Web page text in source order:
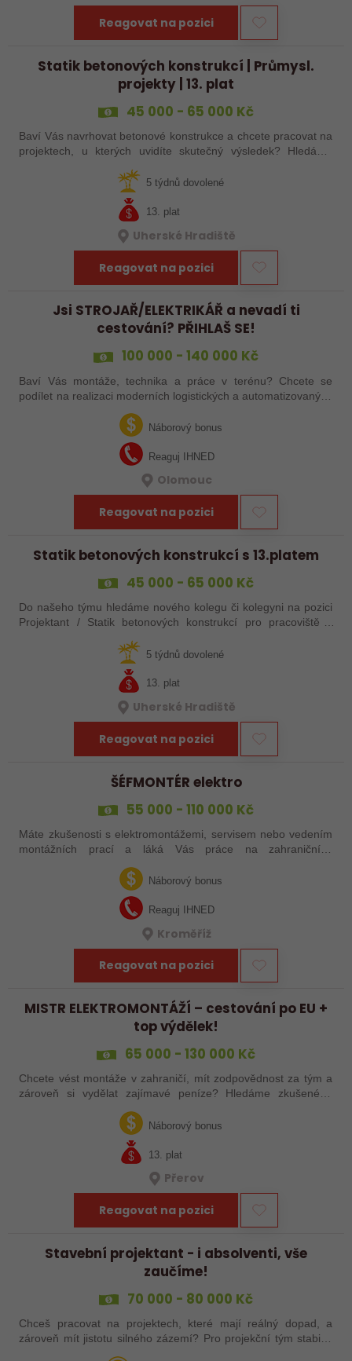
Reagovat na pozici
Statik betonových konstrukcí | Průmysl.
projekty | 13. plat
45 000 - 65 000 Kč
Baví Vás navrhovat betonové konstrukce a chcete pracovat na
projektech, u kterých uvidíte skutečný výsledek? Hledáme
5 týdnů dovolené
13. plat
Uherské Hradiště
Reagovat na pozici
Jsi STROJAŘ/ELEKTRIKÁŘ a nevadí ti
cestování? PŘIHLAŠ SE!
100 000 - 140 000 Kč
Baví Vás montáže, technika a práce v terénu? Chcete se
podílet na realizaci moderních logistických a automatizovaných
systémů po celé Evropě? Ať už jste zkušený šéfmontér,
servisní technik nebo…
Náborový bonus
Reaguj IHNED
Olomouc
Reagovat na pozici
Statik betonových konstrukcí s 13.platem
45 000 - 65 000 Kč
Do našeho týmu hledáme nového kolegu či kolegyni na pozici
Projektant / Statik betonových konstrukcí pro pracoviště v
5 týdnů dovolené
13. plat
Uherské Hradiště
Reagovat na pozici
ŠÉFMONTÉR elektro
55 000 - 110 000 Kč
Máte zkušenosti s elektromontážemi, servisem nebo vedením
montážních prací a láká Vás práce na zahraničních
už nechce být jen „řadový…Náborový bonus
Reaguj IHNED
Kroměříž
Reagovat na pozici
MISTR ELEKTROMONTÁŽÍ – cestování po EU +
top výdělek!
65 000 - 130 000 Kč
Chcete vést montáže v zahraničí, mít zodpovědnost za tým a
zároveň si vydělat zajímavé peníze? Hledáme zkušeného
elektrotechnika, který se nebojí vzít věci do vlastních rukou –
Náborový bonus
13. plat
Přerov
Reagovat na pozici
Stavební projektant - i absolventi, vše
zaučíme!
70 000 - 80 000 Kč
Chceš pracovat na projektech, které mají reálný dopad, a
zároveň mít jistotu silného zázemí? Pro projekční tým stabilní